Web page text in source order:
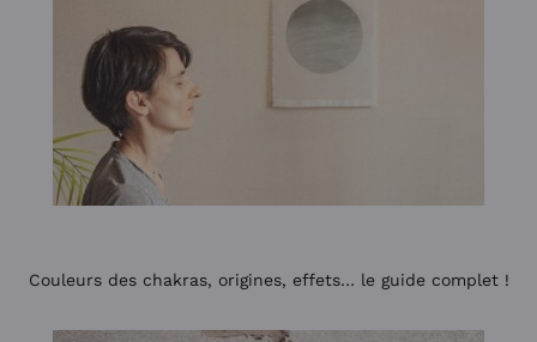
Couleurs des chakras, origines, effets… le guide complet !